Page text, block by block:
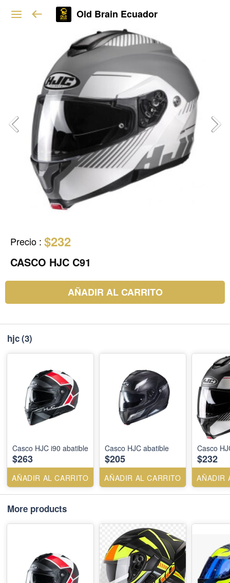
Old Brain Ecuador
Precio : $232
CASCO HJC C91
AÑADIR AL CARRITO
hjc(3)
Casco HJC i90 abatible
$263
AÑADIR AL CARRITO
Casco HJC abatible
$205
AÑADIR AL CARRITO
Casco
$232
AÑADIR
More products